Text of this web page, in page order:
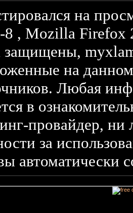
на
8 , Mozilla Firefox
защищены,
на
представленная здесь,
в
провайдер,
за
автоматически